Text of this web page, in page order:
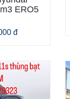
ERO5
đ